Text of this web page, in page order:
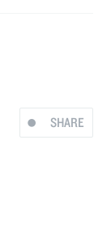
SHARE